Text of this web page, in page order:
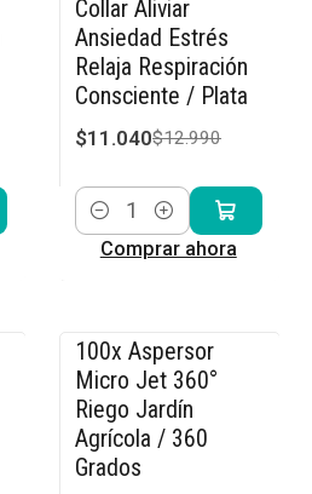
-15% OFF
Collar Aliviar
Ansiedad Estrés
Relaja Respiración
Consciente / Plata
$11.040$12.990
Cantidad
Comprar ahora
-15% OFF
100x Aspersor
Micro Jet 360°
Riego Jardín
Agrícola / 360
Grados